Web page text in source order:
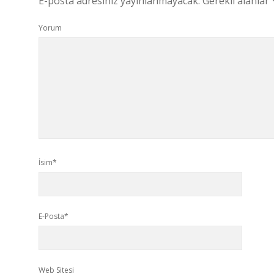
Yorum
İsim*
E-Posta*
Web Sitesi